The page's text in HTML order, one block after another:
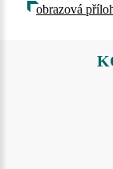
obrazová